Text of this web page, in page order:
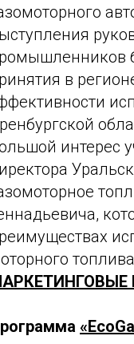
в
интерес